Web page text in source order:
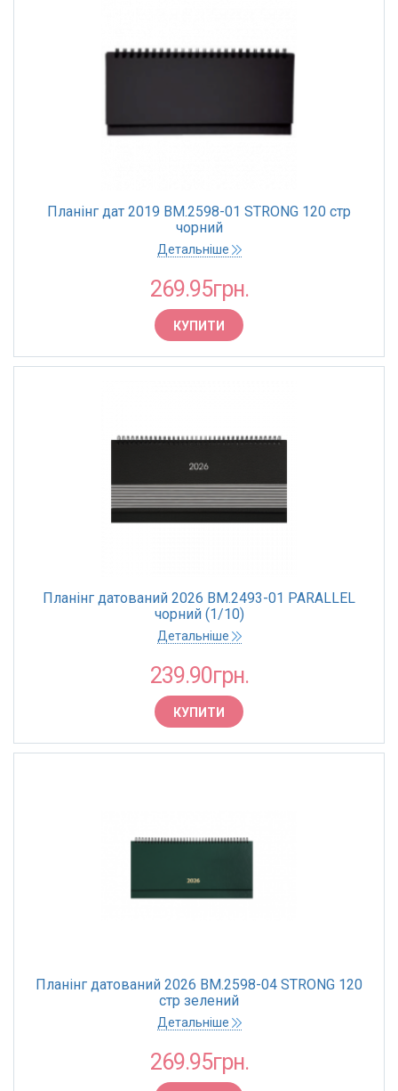
Планінг дат 2019 BM.2598-01 STRONG 120 стр
чорний
Детальніше
269.95грн.
КУПИТИ
Планінг датований 2026 BM.2493-01 PARALLEL
чорний (1/10)
Детальніше
239.90грн.
КУПИТИ
Планінг датований 2026 BM.2598-04 STRONG 120
стр зелений
Детальніше
269.95грн.